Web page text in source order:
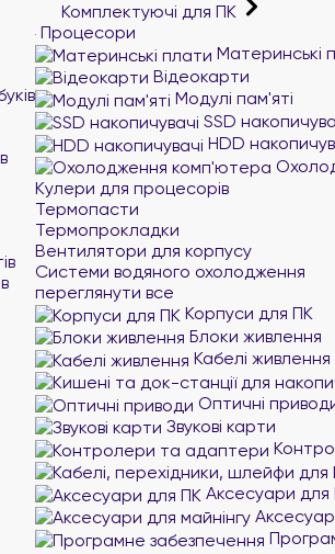
Комплектуючі для ПК
Процесори
Материнські
Відеокарти
Модулі пам'яті
SSD
HDD
Кулери для процесорів
Термопасти
Термопрокладки
Вентилятори для корпусу
Системи водяного охолодження
переглянути все
Корпуси для ПК
Блоки живлення
Кабелі живлення
Оптичні
Звукові карти
Аксесуари для